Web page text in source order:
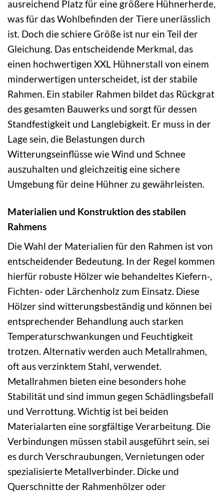
ausreichend Platz für eine größere Hühnerherde,
was für das Wohlbefinden der Tiere unerlässlich
ist. Doch die schiere Größe ist nur ein Teil der
Gleichung. Das entscheidende Merkmal, das
einen hochwertigen XXL Hühnerstall von einem
minderwertigen unterscheidet, ist der stabile
Rahmen. Ein stabiler Rahmen bildet das Rückgrat
des gesamten Bauwerks und sorgt für dessen
Standfestigkeit und Langlebigkeit. Er muss in der
Lage sein, die Belastungen durch
Witterungseinflüsse wie Wind und Schnee
auszuhalten und gleichzeitig eine sichere
Umgebung für deine Hühner zu gewährleisten.
Materialien und Konstruktion des stabilen
Rahmens
Die Wahl der Materialien für den Rahmen ist von
entscheidender Bedeutung. In der Regel kommen
hierfür robuste Hölzer wie behandeltes Kiefern-,
Fichten- oder Lärchenholz zum Einsatz. Diese
Hölzer sind witterungsbeständig und können bei
entsprechender Behandlung auch starken
Temperaturschwankungen und Feuchtigkeit
trotzen. Alternativ werden auch Metallrahmen,
oft aus verzinktem Stahl, verwendet.
Metallrahmen bieten eine besonders hohe
Stabilität und sind immun gegen Schädlingsbefall
und Verrottung. Wichtig ist bei beiden
Materialarten eine sorgfältige Verarbeitung. Die
Verbindungen müssen stabil ausgeführt sein, sei
es durch Verschraubungen, Vernietungen oder
spezialisierte Metallverbinder. Dicke und
Querschnitte der Rahmenhölzer oder